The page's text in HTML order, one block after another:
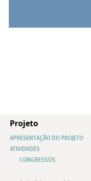
Projeto
APRESENTAÇÃO DO PROJETO
ATIVIDADES
CONGRESSOS